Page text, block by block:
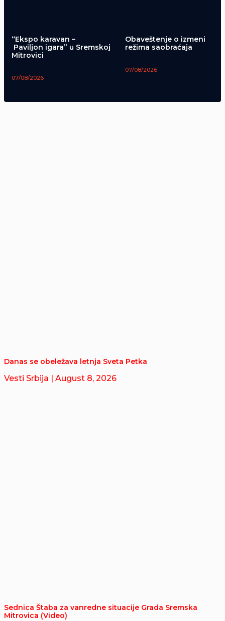
“Ekspo karavan –
Paviljon igara” u Sremskoj
Mitrovici
07/08/2026
Obaveštenje o izmeni
režima saobraćaja
07/08/2026
Danas se obeležava letnja Sveta Petka
Vesti Srbija | August 8, 2026
Sednica Štaba za vanredne situacije Grada Sremska
Mitrovica (Video)